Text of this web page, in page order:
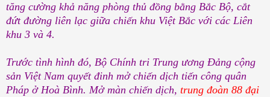
tăng cường khả năng phòng thủ đồng bằng Bắc Bộ, cắt
đứt đường liên lạc giữa chiến khu Việt Bắc với các Liên
khu 3 và 4.
Trước tình hình đó, Bộ Chính tri Trung ương Đảng cộng
sản Việt Nam quyết đinh mở chiến dịch tiến công quân
Pháp ở Hoà Bình. Mở màn chiến dịch, trung đoàn 88 đại